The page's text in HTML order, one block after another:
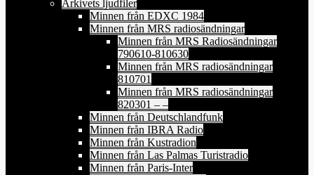
Arkivets ljudfiler
Minnen från EDXC 1984
Minnen från MRS radiosändningar
Minnen från MRS Radiosändningar
790610-810630
Minnen från MRS radiosändningar
810701
Minnen från MRS radiosändningar
820301 – –
Minnen från Deutschlandfunk
Minnen från IBRA Radio
Minnen från Kustradion
Minnen från Las Palmas Turistradio
Minnen från Paris-Inter